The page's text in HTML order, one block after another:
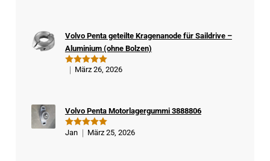
Kä
ufe
Bewertet
Volvo Penta geteilte Kragenanode für Saildrive –
Aluminium (ohne Bolzen)
März 26, 2026
Bewertet
Volvo Penta Motorlagergummi 3888806
Jan März 25, 2026